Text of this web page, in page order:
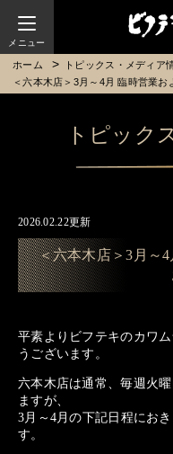
ホーム トピックス・メディア
＜六本木店＞3月～4月 臨時営業
トピック
2026.02.22更新
＜六本木店＞3月～
平素よりビフテキのカワ
うございます。
六本木店は通常、毎週火
ますが、
3月～4月の下記日程にお
す。